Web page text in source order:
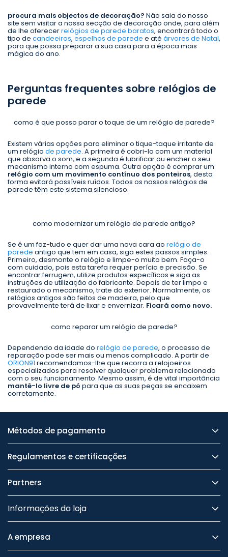
procura mais objectos de decoração? Não saia do nosso
site sem visitar a nossa secção de decoração onde, para além
de lhe oferecerrelógios de parede baratos, encontrará todo o
tipo de candeeiros, espelhos de parede e até árvores de Natal,
para que possa preparar a sua casa para a época mais
mágica do ano.
Perguntas frequentes sobre relógios de
parede
como é que posso parar o toque de um relógio de parede?
Existem várias opções para eliminar o tique-taque irritante de
um relógio de parede. A primeira é cobri-lo com um material
que absorva o som, e a segunda é lubrificar ou encher o seu
mecanismo interno com espuma. Outra opção é comprar um
relógio com um movimento contínuo dos ponteiros, desta
forma evitará possíveis ruídos. Todos os nossos relógios de
parede têm este sistema silencioso.
como modernizar um relógio de parede antigo?
Se é um faz-tudo e quer dar uma nova cara ao relógio de
parede antigo que tem em casa, siga estes passos simples.
Primeiro, desmonte o relógio e limpe-o muito bem. Faça-o
com cuidado, pois esta tarefa requer perícia e precisão. Se
encontrar ferrugem, utilize produtos específicos e siga as
instruções de utilização do fabricante. Depois de ter limpo e
restaurado o mecanismo, trate do exterior. Normalmente, os
relógios antigos são feitos de madeira, pelo que
provavelmente terá de lixar e envernizar. Ficará como novo.
como reparar um relógio de parede?
Dependendo da idade do relógio de parede, o processo de
reparação pode ser mais ou menos complicado. A partir de
ORION91 recomendamos-lhe que recorra a relojoeiros
especializados para resolver qualquer problema relacionado
com o seu funcionamento. Mesmo assim, é de vital importância
mantê-lo livre de pó para que as suas peças se encaixem
corretamente.
Métodos de pagamento
Regulamentos e certificações
Partners
Informações da loja
A empresa